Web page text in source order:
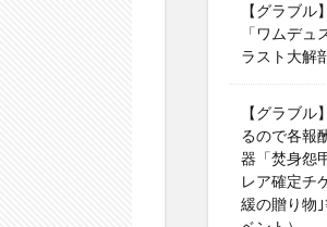
【グラブ
「ワムデ
ラスト大解
【グラブ
るので各報
器「焚身怨
レア確定チ
緩の贈り物